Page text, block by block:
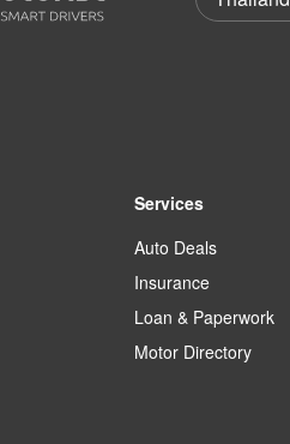
Services
Auto Deals
Insurance
Loan & Paperwork
Motor Directory